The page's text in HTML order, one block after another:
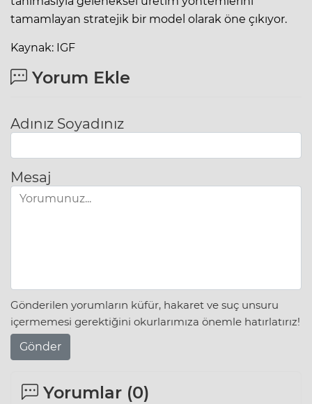
tamamlayan stratejik bir model olarak öne çıkıyor.
Kaynak: IGF
Yorum Ekle
Adınız Soyadınız
Mesaj
Gönderilen yorumların küfür, hakaret ve suç unsuru
içermemesi gerektiğini okurlarımıza önemle hatırlatırız!
Gönder
Yorumlar (0)